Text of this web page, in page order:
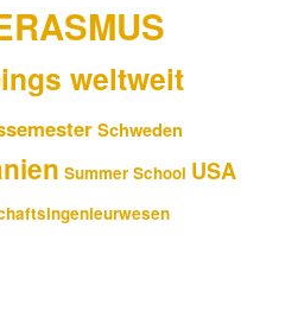
weltweit
Schweden
Summer School USA